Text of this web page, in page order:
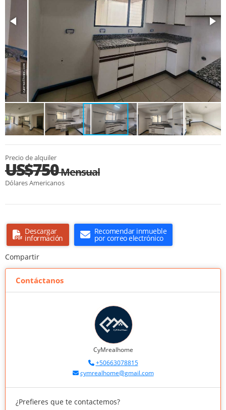
Precio de alquiler
US$750Mensual
Dólares Americanos
Descargar
información
Recomendar inmueble
por correo electrónico
Compartir
Contáctanos
CyMrealhome
+50663078815
cymrealhome@gmail.com
¿Prefieres que te contactemos?